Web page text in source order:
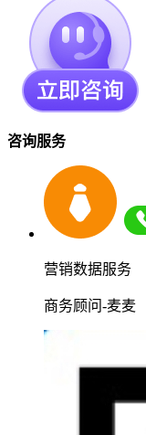
咨询服务
营销数据服务
商务顾问-麦麦